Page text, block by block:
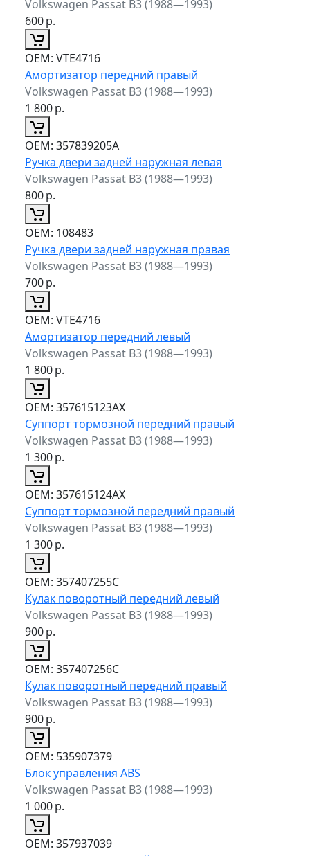
Volkswagen Passat B3 (1988—1993)
600р.
ОЕМ: VTE4716
Амортизатор передний правый
Volkswagen Passat B3 (1988—1993)
1 800р.
ОЕМ: 357839205A
Ручка двери задней наружная левая
Volkswagen Passat B3 (1988—1993)
800р.
ОЕМ: 108483
Ручка двери задней наружная правая
Volkswagen Passat B3 (1988—1993)
700р.
ОЕМ: VTE4716
Амортизатор передний левый
Volkswagen Passat B3 (1988—1993)
1 800р.
ОЕМ: 357615123AX
Суппорт тормозной передний правый
Volkswagen Passat B3 (1988—1993)
1 300р.
ОЕМ: 357615124AX
Суппорт тормозной передний правый
Volkswagen Passat B3 (1988—1993)
1 300р.
ОЕМ: 357407255C
Кулак поворотный передний левый
Volkswagen Passat B3 (1988—1993)
900р.
ОЕМ: 357407256C
Кулак поворотный передний правый
Volkswagen Passat B3 (1988—1993)
900р.
ОЕМ: 535907379
Блок управления ABS
Volkswagen Passat B3 (1988—1993)
1 000р.
ОЕМ: 357937039